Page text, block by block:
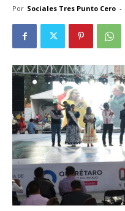
Por Sociales Tres Punto Cero -